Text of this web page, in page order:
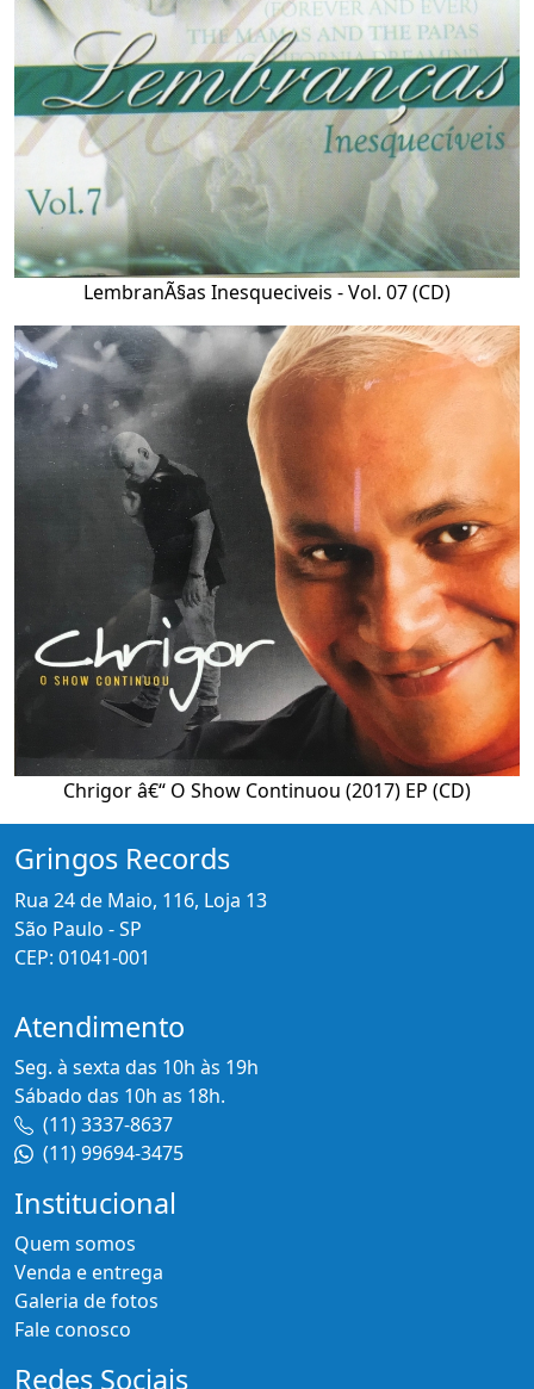
LembranÃ§as Inesqueciveis - Vol. 07 (CD)
Chrigor â€“ O Show Continuou (2017) EP (CD)
Gringos Records
Rua 24 de Maio, 116, Loja 13
São Paulo - SP
CEP: 01041-001
Atendimento
Seg. à sexta das 10h às 19h
Sábado das 10h as 18h.
(11) 3337-8637
(11) 99694-3475
Institucional
Quem somos
Venda e entrega
Galeria de fotos
Fale conosco
Redes Sociais